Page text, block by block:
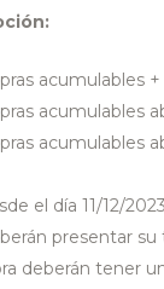
acumulables
acumulables
acumulables
el día 11/12/
presentar su
deberán tener